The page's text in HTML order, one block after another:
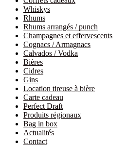
Whiskys
Rhums
Rhums arrangés / punch
Champagnes et effervescents
Cognacs / Armagnacs
Calvados / Vodka
Bières
Cidres
Gins
Location tireuse à bière
Carte cadeau
Perfect Draft
Produits régionaux
Bag in box
Actualités
Contact